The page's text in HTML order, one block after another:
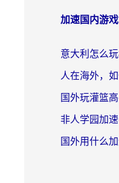
加速国内游戏